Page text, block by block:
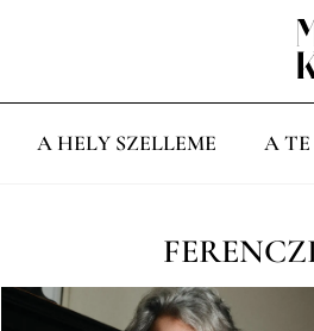
A HELY SZELLEME A